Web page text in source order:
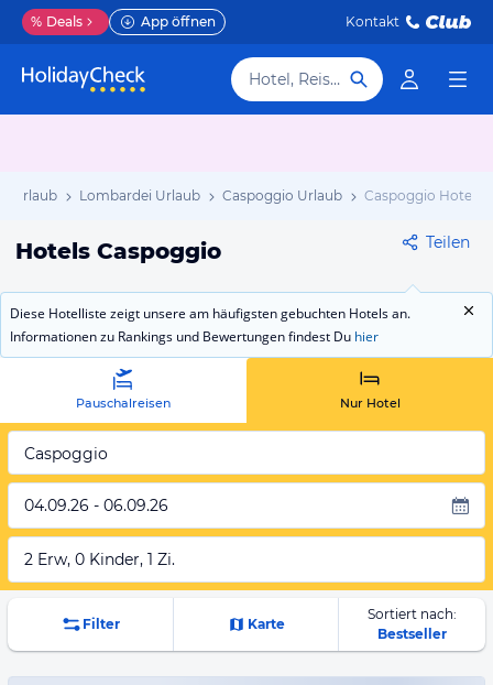
% Deals App öffnen Kontakt
Hotel, Reiseziel
Urlaub Lombardei Urlaub Caspoggio Urlaub Caspoggio Hotels
Hotels Caspoggio Teilen
Diese Hotelliste zeigt unsere am häufigsten gebuchten Hotels an.
Informationen zu Rankings und Bewertungen findest Du hier
Pauschalreisen Nur Hotel
Caspoggio
04.09.26 - 06.09.26
2 Erw, 0 Kinder, 1 Zi.
Filter Karte
Sortiert nach:
Bestseller